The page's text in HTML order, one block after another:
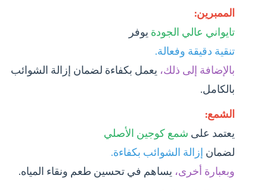
الممبرين:
تايواني عالي الجودةيوفر
تنقية دقيقة وفعالة.
بالإضافة إلى ذلك،يعمل بكفاءة لضمان إزالة الشوائب
بالكامل.
الشمع:
يعتمد علىشمع كوجين الأصلي
لضمانإزالة الشوائب بكفاءة.
وبعبارة أخرى،يساهم في تحسين طعم ونقاء المياه.